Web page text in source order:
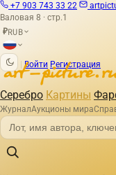
+7 903 743 33 22
Валовая 8 · стр.1
₽RUB
Войти Регистрация
Серебро Картины
ЖурналАукционы мира